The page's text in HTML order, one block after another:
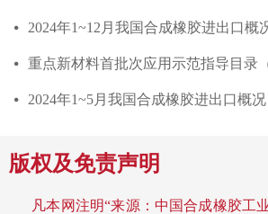
넸 2024年1~12月我国合成橡胶进出口概
넸
넸 2024年1~5月我国合成橡胶进出口概况
版权及免责声明
凡本网注明“来源：中国合成橡胶工业